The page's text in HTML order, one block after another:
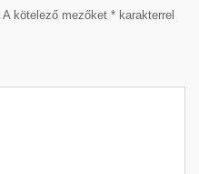
A kötelező mezőket * karakterrel